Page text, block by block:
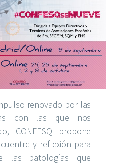
renovado por las
con las que nos
CONFESQ propone
y reflexión para
las patologías que